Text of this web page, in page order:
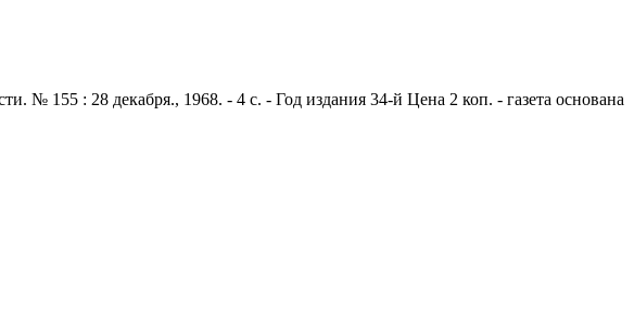
№ 155 : 28 декабря., 1968. - 4 с. - Год издания 34-й Цена 2 коп. - газета основана